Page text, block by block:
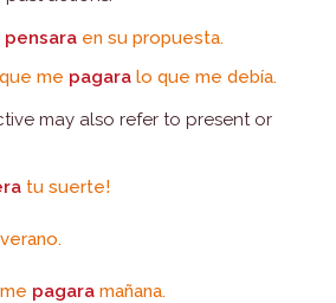
pensara en su propuesta.
me pagara lo que me debía.
may also refer to present or
tu suerte!
verano.
pagara mañana.